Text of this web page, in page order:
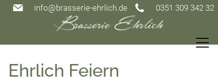
0351 309 342 32
info@brasserie-ehrlich.de
Speisekarte
Ehrlich Feiern